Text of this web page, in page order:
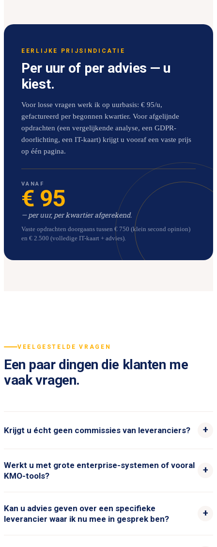
EERLIJKE PRIJSINDICATIE
Per uur of per advies — u
kiest.
Voor losse vragen werk ik op uurbasis: € 95/u,
gefactureerd per begonnen kwartier. Voor afgelijnde
opdrachten (een vergelijkende analyse, een GDPR-
doorlichting, een IT-kaart) krijgt u vooraf een vaste prijs
op één pagina.
VANAF
€ 95
— per uur, per kwartier afgerekend.
Vaste opdrachten doorgaans tussen € 750 (klein second opinion)
en € 2.500 (volledige IT-kaart + advies).
VEELGESTELDE VRAGEN
Een paar dingen die klanten me
vaak vragen.
Krijgt u écht geen commissies van leveranciers?
Werkt u met grote enterprise-systemen of vooral
KMO-tools?
Kan u advies geven over een specifieke
leverancier waar ik nu mee in gesprek ben?